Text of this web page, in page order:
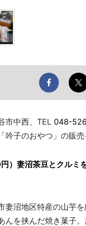
市中西、TEL 048-
吟子のおやつ」の販売
）妻沼茶豆とクル
沼地区特産の山芋
んを挟んだ焼き菓子